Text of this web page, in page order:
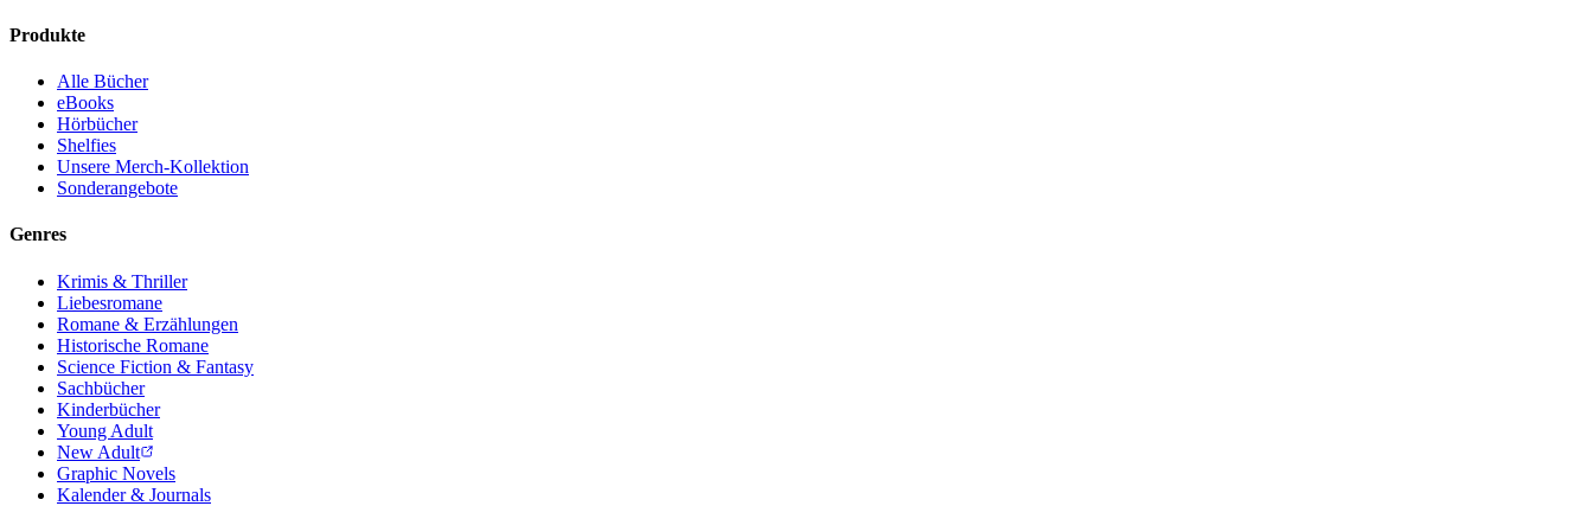
Produkte
Alle Bücher
eBooks
Hörbücher
Shelfies
Unsere Merch-Kollektion
Sonderangebote
Genres
Krimis & Thriller
Liebesromane
Romane & Erzählungen
Historische Romane
Science Fiction & Fantasy
Sachbücher
Kinderbücher
Young Adult
New Adult
Graphic Novels
Kalender & Journals